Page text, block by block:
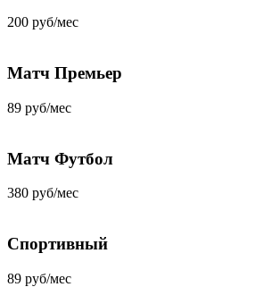
200 руб/мес
Матч Премьер
89 руб/мес
Матч Футбол
380 руб/мес
Спортивный
89 руб/мес